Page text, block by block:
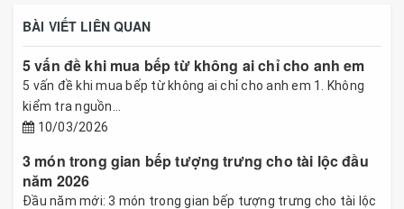
BÀI VIẾT LIÊN QUAN
5 vấn đề khi mua bếp từ không ai chỉ cho anh em
5 vấn đề khi mua bếp từ không ai chỉ cho anh em 1. Không
kiểm tra nguồn...
10/03/2026
3 món trong gian bếp tượng trưng cho tài lộc đầu
năm 2026
Đầu năm mới: 3 món trong gian bếp tượng trưng cho tài lộc